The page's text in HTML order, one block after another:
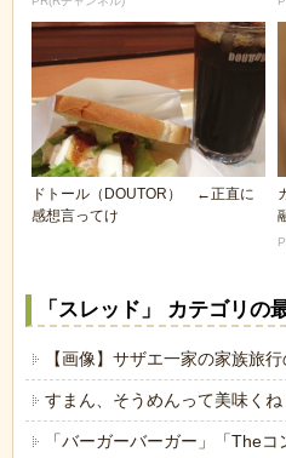
ドトール（DOUTOR） ←正直に
感想言ってけ
「スレッド」 カテゴリの
【画像】サザエ一家の家族旅
すまん、そうめんって美味くね
「バーガーバーガー」「The